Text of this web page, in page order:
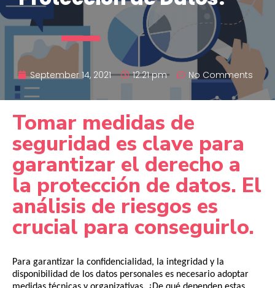
September 14, 2021 12:21 pm No Comments
Tomar medidas de
seguridad es clave para
garantizar el derecho a
la protección de datos. El
análisis de riesgos es
crucial para conseguirlo.
Para garantizar la confidencialidad, la integridad y la
disponibilidad de los datos personales es necesario adoptar